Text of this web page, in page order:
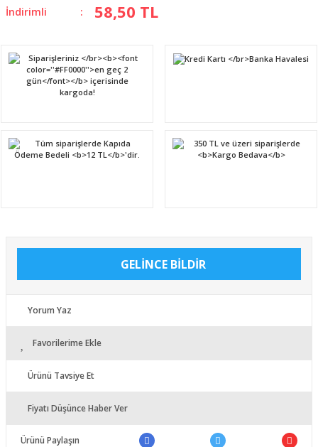
İndirimli 58,50 TL
GELİNCE BİLDİR
Yorum Yaz
Favorilerime Ekle
Ürünü Tavsiye Et
Fiyatı Düşünce Haber Ver
Ürünü Paylaşın